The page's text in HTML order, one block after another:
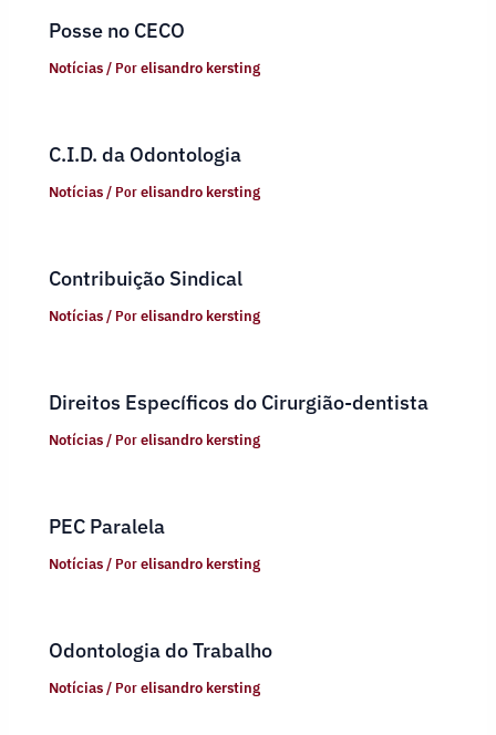
Posse no CECO
Notícias/ Porelisandro kersting
C.I.D. da Odontologia
Notícias/ Porelisandro kersting
Contribuição Sindical
Notícias/ Porelisandro kersting
Direitos Específicos do Cirurgião-dentista
Notícias/ Porelisandro kersting
PEC Paralela
Notícias/ Porelisandro kersting
Odontologia do Trabalho
Notícias/ Porelisandro kersting